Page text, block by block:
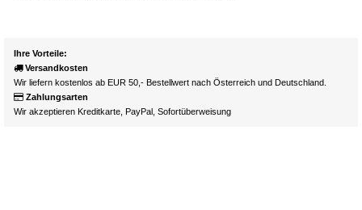
Ihre Vorteile:
Versandkosten
Wir liefern kostenlos ab EUR 50,- Bestellwert nach Österreich und Deutschland.
Zahlungsarten
Wir akzeptieren Kreditkarte, PayPal, Sofortüberweisung